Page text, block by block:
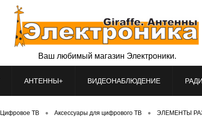
Ваш любимый магазин Электроники.
АНТЕННЫ+ ВИДЕОНАБЛЮДЕНИЕ
Цифровое ТВ • Аксессуары для цифрового ТВ • ЭЛЕМЕНТЫ